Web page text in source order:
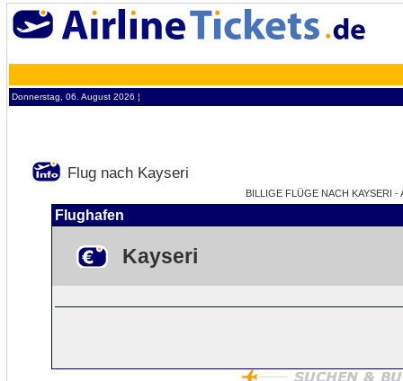
Donnerstag, 06. August 2026 ¦
Flug nach Kayseri
BILLIGE FLÜGE NACH KAYSERI
Flughafen
Kayseri